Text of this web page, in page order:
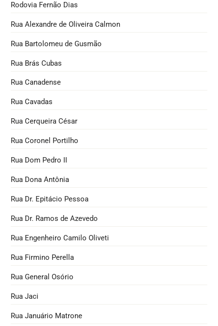
Rodovia Fernão Dias
Rua Alexandre de Oliveira Calmon
Rua Bartolomeu de Gusmão
Rua Brás Cubas
Rua Canadense
Rua Cavadas
Rua Cerqueira César
Rua Coronel Portilho
Rua Dom Pedro II
Rua Dona Antônia
Rua Dr. Epitácio Pessoa
Rua Dr. Ramos de Azevedo
Rua Engenheiro Camilo Oliveti
Rua Firmino Perella
Rua General Osório
Rua Jaci
Rua Januário Matrone